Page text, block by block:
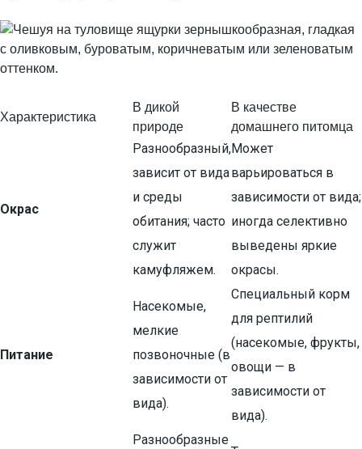
Характеристика
В дикой
природе
В качестве
домашнего питомца
Окрас
Разнообразный,
зависит от вида
и среды
обитания; часто
служит
камуфляжем.
Может
варьироваться в
зависимости от вида;
иногда селективно
выведены яркие
окрасы.
Питание
Насекомые,
мелкие
позвоночные (в
зависимости от
вида).
Специальный корм
для рептилий
(насекомые, фрукты,
овощи — в
зависимости от
вида).
Разнообразные